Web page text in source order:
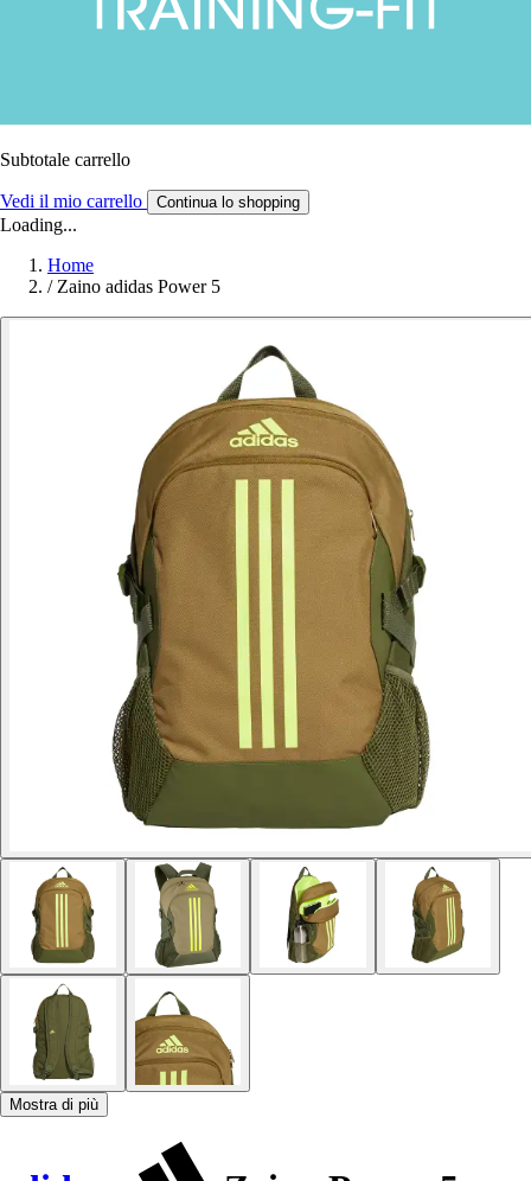
Subtotale carrello
Vedi il mio carrello Continua lo shopping
Loading...
Home
/ Zaino adidas Power 5
Mostra di più